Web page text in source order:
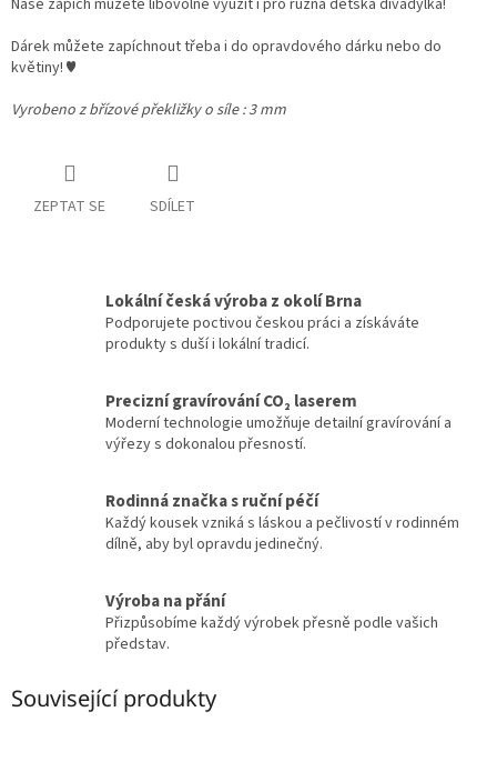
Naše zápich můžete libovolně využít i pro různá dětská divadýlka!
Dárek můžete zapíchnout třeba i do opravdového dárku nebo do
květiny! ♥
Vyrobeno z břízové překližky o síle : 3 mm
ZEPTAT SE SDÍLET
Lokální česká výroba z okolí Brna
Podporujete poctivou českou práci a získáváte
produkty s duší i lokální tradicí.
Precizní gravírování CO₂ laserem
Moderní technologie umožňuje detailní gravírování a
výřezy s dokonalou přesností.
Rodinná značka s ruční péčí
Každý kousek vzniká s láskou a pečlivostí v rodinném
dílně, aby byl opravdu jedinečný.
Výroba na přání
Přizpůsobíme každý výrobek přesně podle vašich
představ.
Související produkty